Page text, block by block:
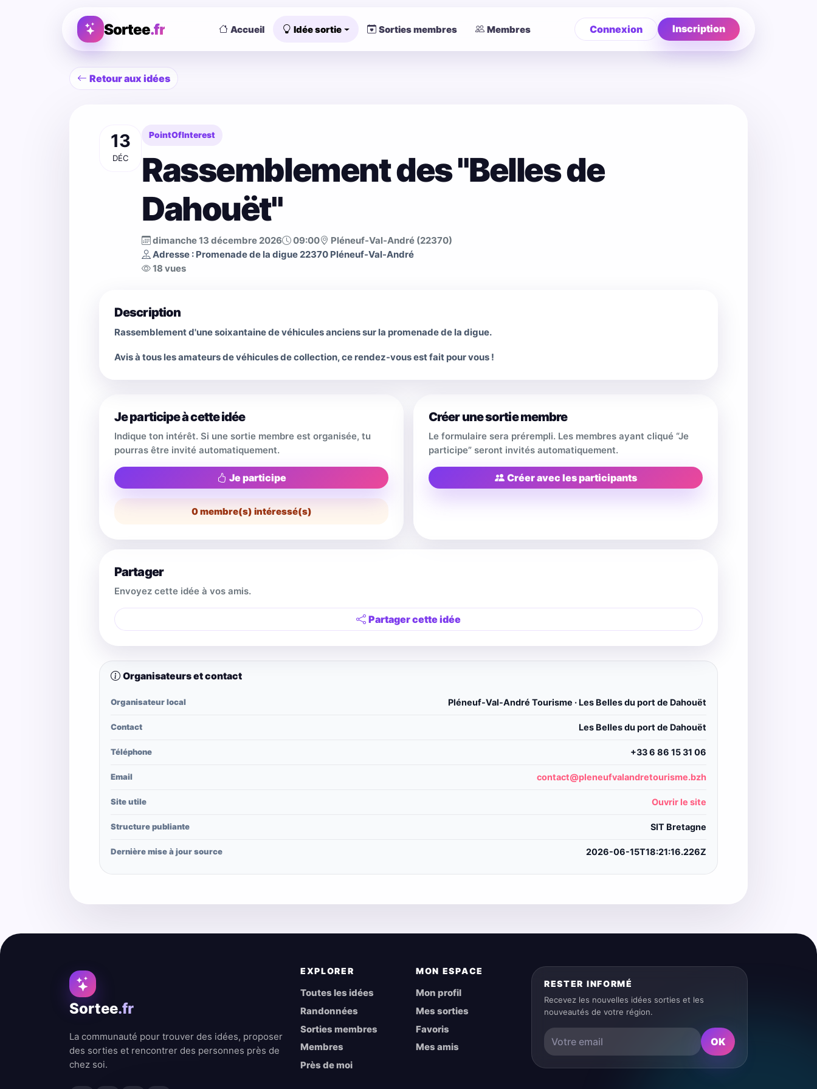
Sortee.fr Connexion Inscription
Accueil Idée sortie Sorties membres Membres
Retour aux idées
13
DÉC
PointOfInterest
Rassemblement des "Belles de
Dahouët"
dimanche 13 décembre 2026 09:00
Pléneuf-Val-André (22370)
Adresse : Promenade de la digue 22370 Pléneuf-Val-André
18 vues
Description
Rassemblement d'une soixantaine de véhicules anciens sur la promenade de la digue.
Avis à tous les amateurs de véhicules de collection, ce rendez-vous est fait pour vous !
Je participe à cette idée
Indique ton intérêt. Si une sortie membre est organisée, tu
pourras être invité automatiquement.
Je participe
0membre(s) intéressé(s)
Créer une sortie membre
Le formulaire sera prérempli. Les membres ayant cliqué “Je
participe” seront invités automatiquement.
Créer avec les participants
Partager
Envoyez cette idée à vos amis.
Partager cette idée
Organisateurs et contact
Organisateur local Pléneuf-Val-André Tourisme · Les Belles du port de Dahouët
Contact Les Belles du port de Dahouët
Téléphone +33 6 86 15 31 06
Email contact@pleneufvalandretourisme.bzh
Site utile Ouvrir le site
Structure publiante SIT Bretagne
Dernière mise à jour source 2026-06-15T18:21:16.226Z
Sortee.fr
La communauté pour trouver des idées, proposer
des sorties et rencontrer des personnes près de
chez soi.
EXPLORER
Toutes les idées
Randonnées
Sorties membres
Membres
Près de moi
MON ESPACE
Mon profil
Mes sorties
Favoris
Mes amis
RESTER INFORMÉ
Recevez les nouvelles idées sorties et les
nouveautés de votre région.
OK